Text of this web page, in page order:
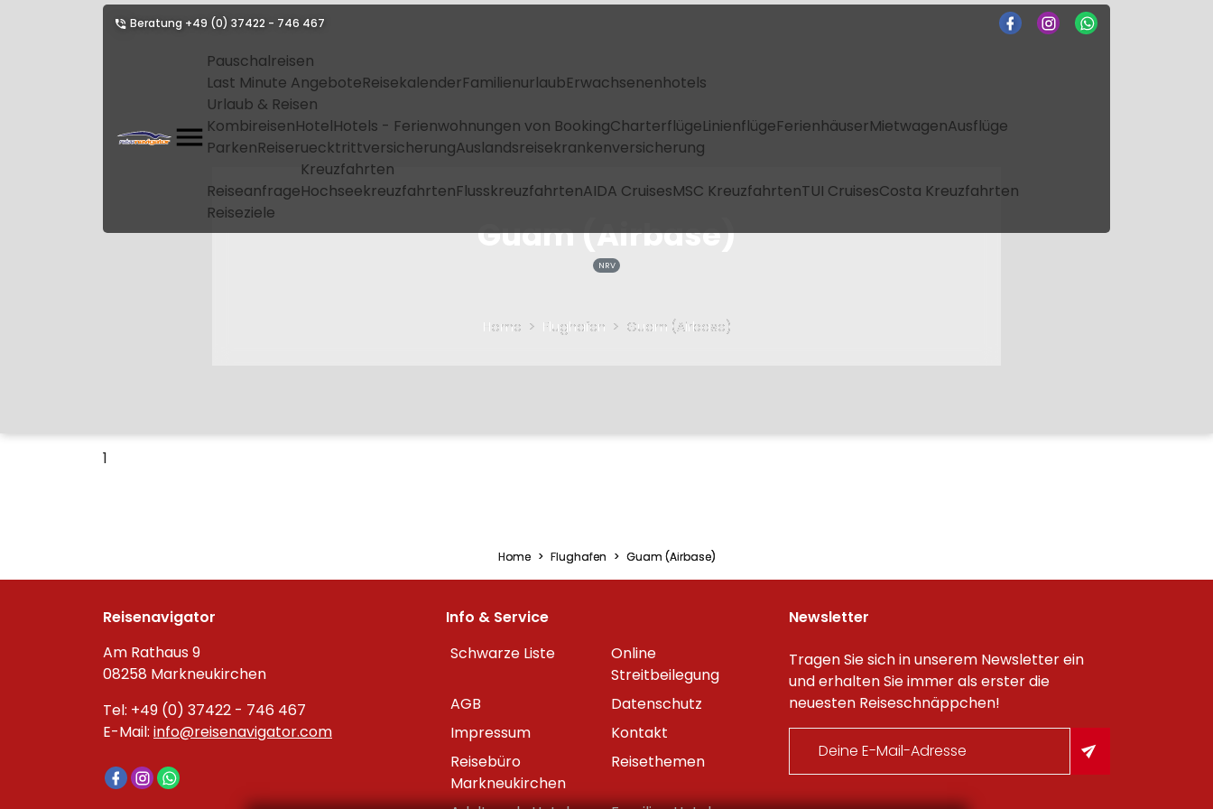
Beratung +49 (0) 37422 - 746 467
Pauschalreisen
Last Minute AngeboteReisekalenderFamilienurlaubErwachsenenhotels
Urlaub & Reisen
KombireisenHotelHotels - Ferienwohnungen von BookingCharterflügeLinienflügeFerienhäuserMietwagenAusflüge
ParkenReiseruecktrittversicherungAuslandsreisekrankenversicherung
Reiseanfrage
Kreuzfahrten
HochseekreuzfahrtenFlusskreuzfahrtenAIDA CruisesMSC KreuzfahrtenTUI CruisesCosta Kreuzfahrten
Reiseziele
Guam (Airbase)
NRV
Home Flughafen Guam (Airbase)
1
Home Flughafen Guam (Airbase)
Reisenavigator
Am Rathaus 9
08258 Markneukirchen
Tel: +49 (0) 37422 - 746 467
E-Mail: info@reisenavigator.com
Info & Service
Schwarze Liste
Online
Streitbeilegung
AGB
Datenschutz
Impressum
Kontakt
Reisebüro
Markneukirchen
Reisethemen
Newsletter
Tragen Sie sich in unserem Newsletter ein
und erhalten Sie immer als erster die
neuesten Reiseschnäppchen!